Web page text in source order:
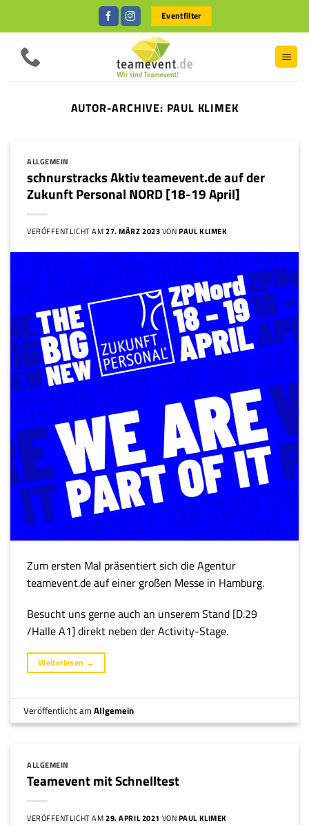
Eventfilter
AUTOR-ARCHIVE: PAUL KLIMEK
ALLGEMEIN
schnurstracks Aktiv teamevent.de auf der
Zukunft Personal NORD [18-19 April]
VERÖFFENTLICHT AM27. MÄRZ 2023VONPAUL KLIMEK
Zum ersten Mal präsentiert sich die Agentur
teamevent.de auf einer großen Messe in Hamburg.
Besucht uns gerne auch an unserem Stand [D.29
/Halle A1] direkt neben der Activity-Stage.
Weiterlesen →
Veröffentlicht amAllgemein
ALLGEMEIN
Teamevent mit Schnelltest
VERÖFFENTLICHT AM29. APRIL 2021 VONPAUL KLIMEK